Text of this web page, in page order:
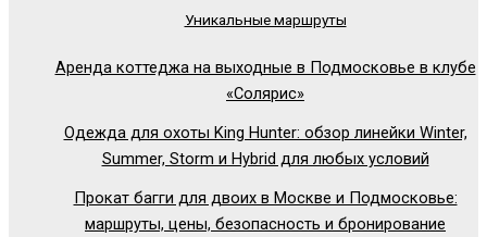
Уникальные маршруты
Аренда коттеджа на выходные в Подмосковье в клубе
«Солярис»
Одежда для охоты King Hunter: обзор линейки Winter,
Summer, Storm и Hybrid для любых условий
Прокат багги для двоих в Москве и Подмосковье:
маршруты, цены, безопасность и бронирование